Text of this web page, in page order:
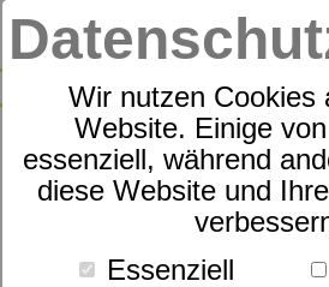
Wir nutzen Cookies
Website. Einige
essenziell, während
diese Website und
Essenziell
Janine Satin-
Bettwäsche